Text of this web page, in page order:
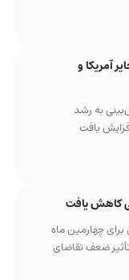
و
به رشد
یافت
یافت
افت ۷/۳ درصدی برای چهارمین ماه
ضعف تقاضای